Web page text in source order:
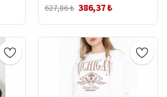
627,86 ₺ 386,37 ₺